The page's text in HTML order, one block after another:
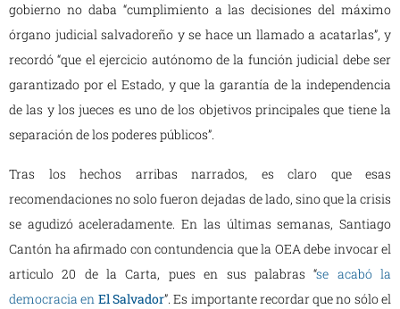
gobierno no daba “cumplimiento a las decisiones del máximo
órgano judicial salvadoreño y se hace un llamado a acatarlas”, y
recordó “que el ejercicio autónomo de la función judicial debe ser
garantizado por el Estado, y que la garantía de la independencia
de las y los jueces es uno de los objetivos principales que tiene la
separación de los poderes públicos”.
Tras los hechos arribas narrados, es claro que esas
recomendaciones no solo fueron dejadas de lado, sino que la crisis
se agudizó aceleradamente. En las últimas semanas, Santiago
Cantón ha afirmado con contundencia que la OEA debe invocar el
articulo 20 de la Carta, pues en sus palabras “se acabó la
democracia en El Salvador”. Es importante recordar que no sólo el